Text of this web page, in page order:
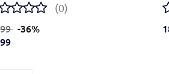
(BATERIA W ZESTAWIE)
(0)
-36%